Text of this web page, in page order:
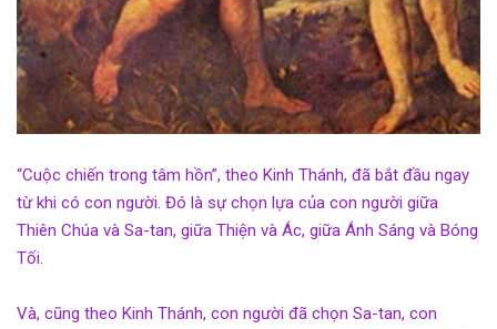
“Cuộc chiến trong tâm hồn”, theo Kinh Thánh, đã bắt đầu ngay
từ khi có con người. Đó là sự chọn lựa của con người giữa
Thiên Chúa và Sa-tan, giữa Thiện và Ác, giữa Ánh Sáng và Bóng
Tối.
Và, cũng theo Kinh Thánh, con người đã chọn Sa-tan, con